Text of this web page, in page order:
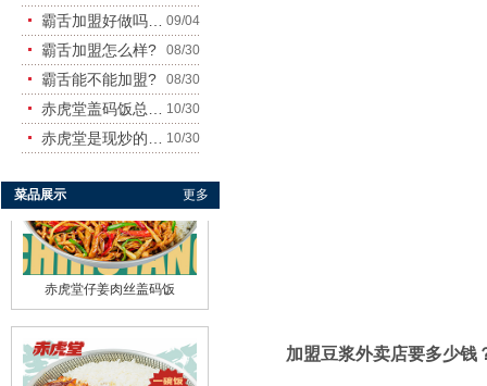
加盟豆浆外卖店要多少钱
09/04
霸舌加盟怎么样? 08/30
霸舌能不能加盟? 08/30
10/30
10/30
菜品展示 更多
赤虎堂干豆角烧肉盖码饭